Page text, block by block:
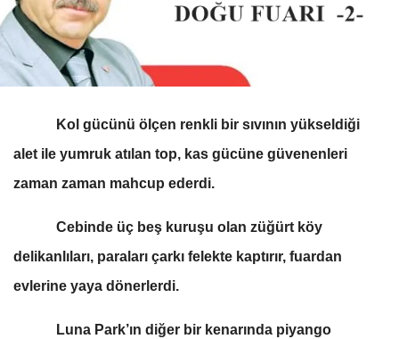
Kol gücünü ölçen renkli bir sıvının yükseldiği
alet ile yumruk atılan top, kas gücüne güvenenleri
zaman zaman mahcup ederdi.
Cebinde üç beş kuruşu olan züğürt köy
delikanlıları, paraları çarkı felekte kaptırır, fuardan
evlerine yaya dönerlerdi.
Luna Park’ın diğer bir kenarında piyango